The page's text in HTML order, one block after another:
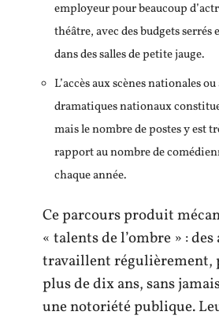
employeur pour beaucoup
théâtre, avec des budgets serrés
dans des salles de petite jauge.
L’accès aux scènes nationales
dramatiques nationaux
mais le nombre de postes y est
rapport au nombre de
chaque année.
Ce parcours produit
« talents de l’ombre » :
travaillent régulièrement,
plus de dix ans, sans
une notoriété publique.